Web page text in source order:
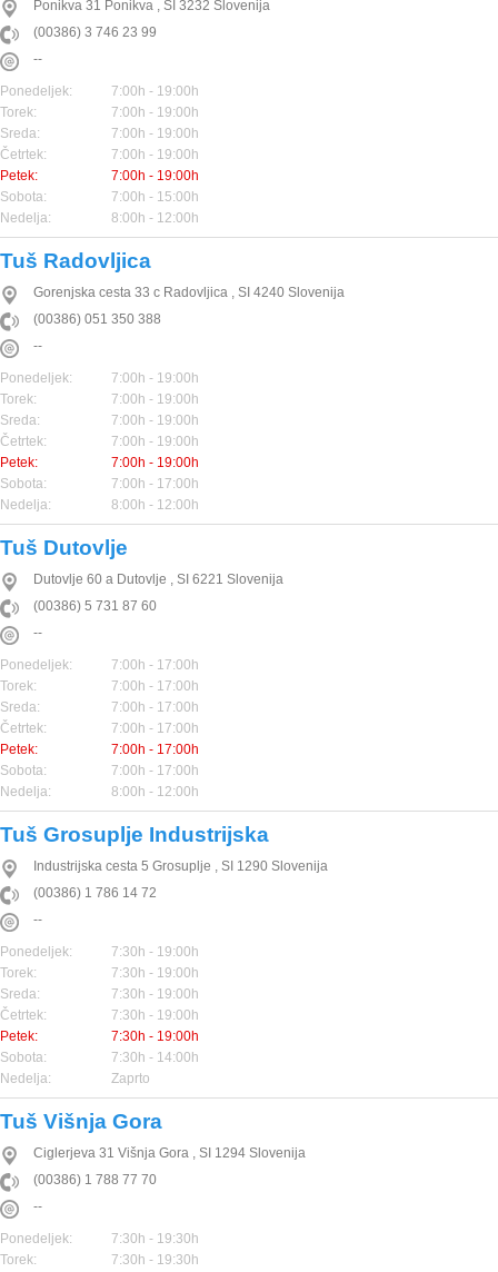
Ponikva 31 Ponikva , SI 3232 Slovenija
(00386) 3 746 23 99
--
Ponedeljek:
7:00h - 19:00h
Torek:
7:00h - 19:00h
Sreda:
7:00h - 19:00h
Četrtek:
7:00h - 19:00h
Petek:
7:00h - 19:00h
Sobota:
7:00h - 15:00h
Nedelja:
8:00h - 12:00h
Tuš Radovljica
Gorenjska cesta 33 c Radovljica , SI 4240 Slovenija
(00386) 051 350 388
--
Ponedeljek:
7:00h - 19:00h
Torek:
7:00h - 19:00h
Sreda:
7:00h - 19:00h
Četrtek:
7:00h - 19:00h
Petek:
7:00h - 19:00h
Sobota:
7:00h - 17:00h
Nedelja:
8:00h - 12:00h
Tuš Dutovlje
Dutovlje 60 a Dutovlje , SI 6221 Slovenija
(00386) 5 731 87 60
--
Ponedeljek:
7:00h - 17:00h
Torek:
7:00h - 17:00h
Sreda:
7:00h - 17:00h
Četrtek:
7:00h - 17:00h
Petek:
7:00h - 17:00h
Sobota:
7:00h - 17:00h
Nedelja:
8:00h - 12:00h
Tuš Grosuplje Industrijska
Industrijska cesta 5 Grosuplje , SI 1290 Slovenija
(00386) 1 786 14 72
--
Ponedeljek:
7:30h - 19:00h
Torek:
7:30h - 19:00h
Sreda:
7:30h - 19:00h
Četrtek:
7:30h - 19:00h
Petek:
7:30h - 19:00h
Sobota:
7:30h - 14:00h
Nedelja:
Zaprto
Tuš Višnja Gora
Ciglerjeva 31 Višnja Gora , SI 1294 Slovenija
(00386) 1 788 77 70
--
Ponedeljek:
7:30h - 19:30h
Torek:
7:30h - 19:30h